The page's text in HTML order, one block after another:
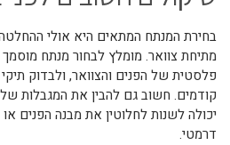
בחירת המנתח המתאים היא אולי ההחלטה
מתיחת צוואר. מומלץ לבחור מנתח
פלסטית של הפנים והצוואר, ולבדוק
קודמים. חשוב גם להבין את המגבלות
יכולה לשנות לחלוטין את מבנה הפנים
דרמטי.